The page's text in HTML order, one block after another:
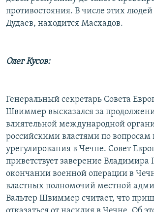
противостояния. В числе этих
Дудаев, находится Масхадов.
Олег Кусов:
Генеральный секретарь Совета
Швиммер высказался за
влиятельной международной
российскими властями по вопросам
урегулирования в Чечне. Совет
приветствует заверение Владимира
окончании военной операции в
властных полномочий местной
Вальтер Швиммер считает, что